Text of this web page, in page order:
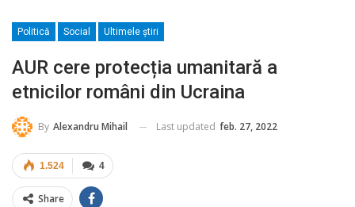
Politică Social Ultimele ştiri
AUR cere protecția umanitară a
etnicilor români din Ucraina
By Alexandru Mihail Last updated feb. 27, 2022
4
1.524
Share